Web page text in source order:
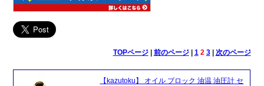
TOPページ| 前のページ| 1 2 3| 次のページ
【kazutoku】 オイル ブロック 油温 油圧計 セ